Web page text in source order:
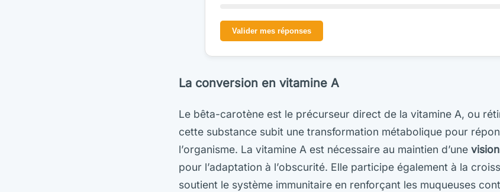
Valider mes réponses
La conversion en vitamine A
Le bêta-carotène est le précurseur direct de la vitamine A, ou
cette substance subit une transformation métabolique pour
l’organisme. La vitamine A est nécessaire au maintien d’une
pour l’adaptation à l’obscurité. Elle participe également à la
soutient le système immunitaire en renforçant les muqueuses